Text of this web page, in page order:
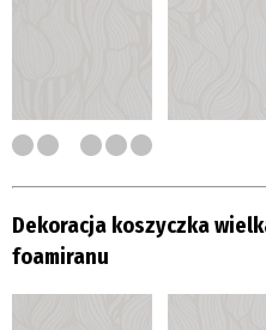
Dekoracja koszyczka
foamiranu